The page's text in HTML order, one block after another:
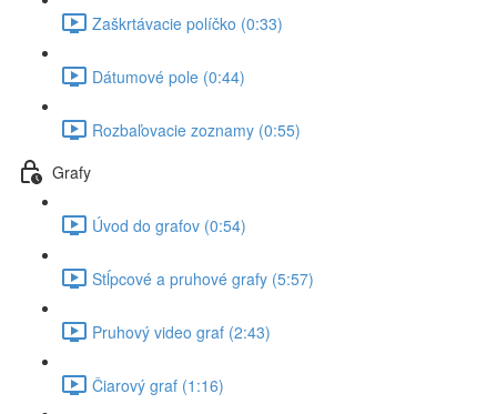
Zaškrtávacie políčko (0:33)
Dátumové pole (0:44)
Rozbaľovacie zoznamy (0:55)
Grafy
Úvod do grafov (0:54)
Stĺpcové a pruhové grafy (5:57)
Pruhový video graf (2:43)
Čiarový graf (1:16)